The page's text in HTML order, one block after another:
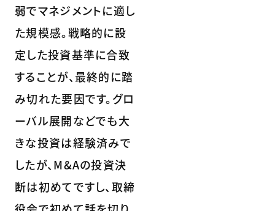
弱でマネジメントに適し
た規模感。戦略的に設
定した投資基準に合致
することが、最終的に踏
み切れた要因です。グロ
ーバル展開などでも大
きな投資は経験済みで
したが、M&Aの投資決
断は初めてですし、取締